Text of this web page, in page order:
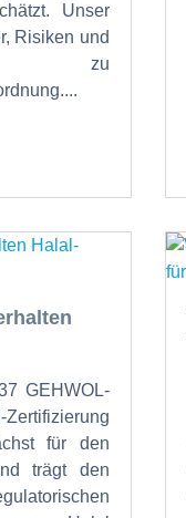
Unser
Risiken und
zu
GEHWOL-
für den
trägt den